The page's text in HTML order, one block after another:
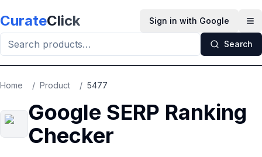
CurateClick Sign in with Google
Search
Home / Product / 5477
Google SERP Ranking
Checker